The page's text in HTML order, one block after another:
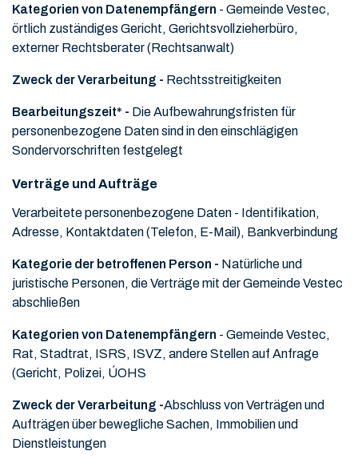
Kategorien von Datenempfängern - Gemeinde Vestec,
örtlich zuständiges Gericht, Gerichtsvollzieherbüro,
externer Rechtsberater (Rechtsanwalt)
Zweck der Verarbeitung - Rechtsstreitigkeiten
Bearbeitungszeit* - Die Aufbewahrungsfristen für
personenbezogene Daten sind in den einschlägigen
Sondervorschriften festgelegt
Verträge und Aufträge
Verarbeitete personenbezogene Daten - Identifikation,
Adresse, Kontaktdaten (Telefon, E-Mail), Bankverbindung
Kategorie der betroffenen Person - Natürliche und
juristische Personen, die Verträge mit der Gemeinde Vestec
abschließen
Kategorien von Datenempfängern - Gemeinde Vestec,
Rat, Stadtrat, ISRS, ISVZ, andere Stellen auf Anfrage
(Gericht, Polizei, ÚOHS
Zweck der Verarbeitung -Abschluss von Verträgen und
Aufträgen über bewegliche Sachen, Immobilien und
Dienstleistungen